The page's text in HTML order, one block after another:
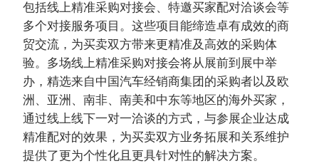
包括线上精准采购对接会、特邀买家配对洽谈会等
多个对接服务项目。这些项目能缔造卓有成效的商
贸交流，为买卖双方带来更精准及高效的采购体
验。多场线上精准采购对接会将从展前到展中举
办，精选来自中国汽车经销商集团的采购者以及欧
洲、亚洲、南非、南美和中东等地区的海外买家，
通过线上线下一对一洽谈的方式，与参展企业达成
精准配对的效果，为买卖双方业务拓展和关系维护
提供了更为个性化且更具针对性的解决方案。